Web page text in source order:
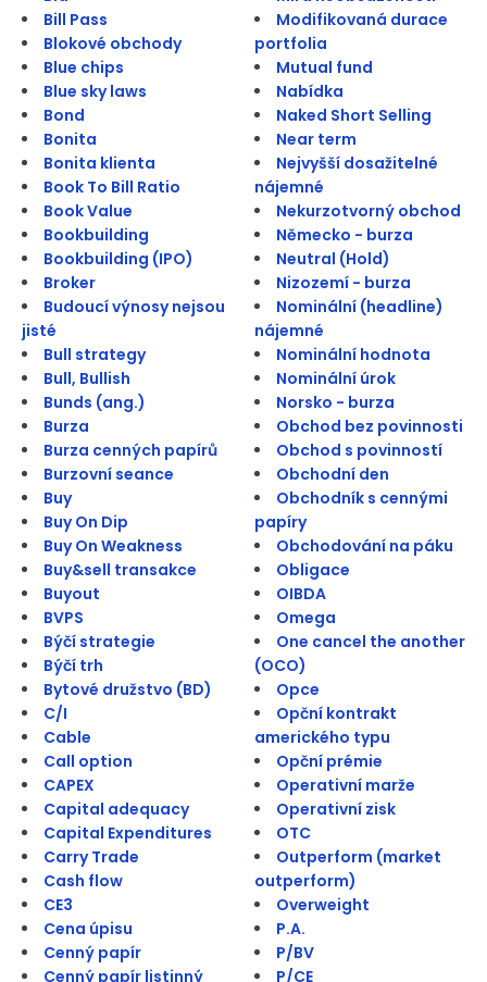
Bill Pass
Blokové obchody
Blue chips
Blue sky laws
Bond
Bonita
Bonita klienta
Book To Bill Ratio
Book Value
Bookbuilding
Bookbuilding (IPO)
Broker
Budoucí výnosy nejsou
jisté
Bull strategy
Bull, Bullish
Bunds (ang.)
Burza
Burza cenných papírů
Burzovní seance
Buy
Buy On Dip
Buy On Weakness
Buy&sell transakce
Buyout
BVPS
Býčí strategie
Býčí trh
Bytové družstvo (BD)
C/I
Cable
Call option
CAPEX
Capital adequacy
Capital Expenditures
Carry Trade
Cash flow
CE3
Cena úpisu
Cenný papír
Cenný papír listinný
Modifikovaná durace
portfolia
Mutual fund
Nabídka
Naked Short Selling
Near term
Nejvyšší dosažitelné
nájemné
Nekurzotvorný obchod
Německo - burza
Neutral (Hold)
Nizozemí - burza
Nominální (headline)
nájemné
Nominální hodnota
Nominální úrok
Norsko - burza
Obchod bez povinnosti
Obchod s povinností
Obchodní den
Obchodník s cennými
papíry
Obchodování na páku
Obligace
OIBDA
Omega
One cancel the another
(OCO)
Opce
Opční kontrakt
amerického typu
Opční prémie
Operativní marže
Operativní zisk
OTC
Outperform (market
outperform)
Overweight
P.A.
P/BV
P/CE